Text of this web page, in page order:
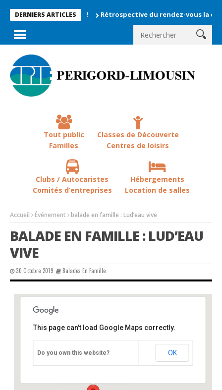
DERNIERS ARTICLES Rétrospective du rendez-vous la chevêche
Tout public
Familles
Classes de Découverte
Centres de loisirs
Clubs / Autocaristes
Comités d’entreprises
Hébergements
Location de salles
Accueil Événement balade en famille : Lud’eau vive
BALADE EN FAMILLE : LUD’EAU
VIVE
30 Octobre 2019 Balades En Famille
Lud’eau vive, Varaignes 24
Événements
This page can't load Google Maps correctly.
Do you own this website? OK